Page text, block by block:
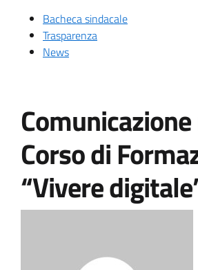
Bacheca sindacale
Trasparenza
News
Corso di
“Vivere